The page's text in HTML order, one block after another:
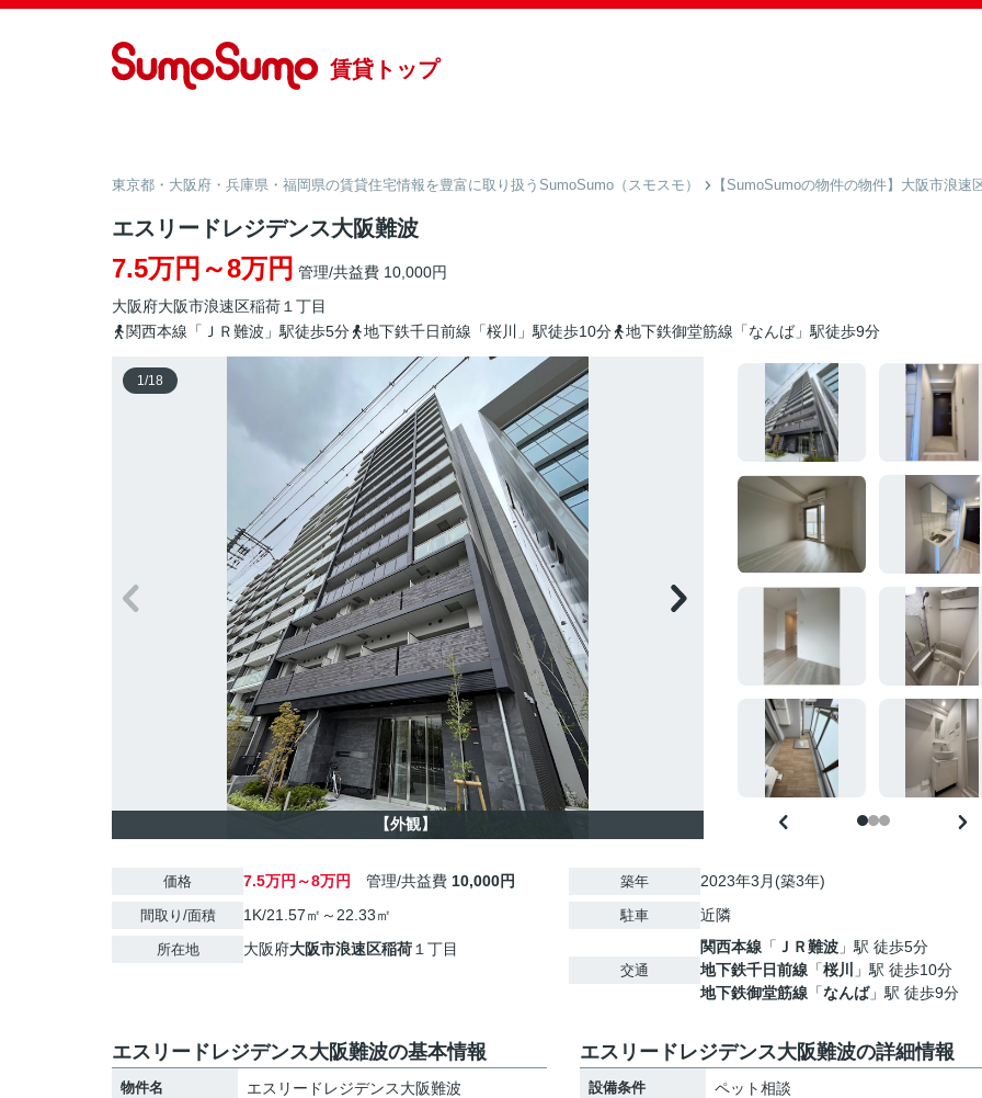
賃貸トップ
東京都・大阪府・兵庫県・福岡県の賃貸住宅情報を豊富に取り扱うSumoSumo（スモスモ） 【SumoSumoの物件の物件】大阪市浪速
エスリードレジデンス大阪難波
7.5万円～8万円 管理/共益費 10,000円
大阪府大阪市浪速区稲荷 １丁目
関西本線「ＪＲ難波」駅徒歩5分
地下鉄千日前線「桜川」駅徒歩10分 地下鉄御堂筋線「なんば」駅徒歩9分
1/18
【外観】
価格 7.5万円～8万円 管理/共益費 10,000円
間取り/面積 1K/21.57㎡～22.33㎡
所在地 大阪府大阪市浪速区稲荷 １丁目
築年 2023年3月(築3年)
駐車 近隣
交通
関西本線 「 ＪＲ難波 」駅 徒歩5分
地下鉄千日前線 「桜川
」駅 徒歩10分
地下鉄御堂筋線 「なんば」駅 徒歩9分
エスリードレジデンス大阪難波の基本情報
物件名 エスリードレジデンス大阪難波
エスリードレジデンス大阪難波の詳細情報
設備条件
ペット相談